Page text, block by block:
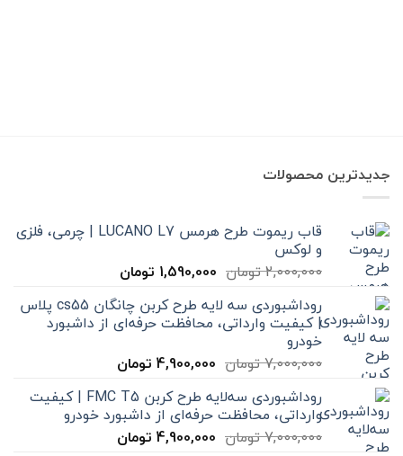
جدیدترین محصولات
قاب ریموت طرح هرمس LUCANO L7 | چرمی، فلزی
و لوکس
2,000,000تومان قیمت
2,000,000 تومان
بود.
1,590,000 تومانقیمت
1,590,000 تومان
است.
روداشبوردی سه‌ لایه طرح کربن چانگان cs55 پلاس
| کیفیت وارداتی، محافظت حرفه‌ای از داشبورد
خودرو
7,000,000تومان قیمت
7,000,000 تومان
بود.
4,900,000 تومانقیمت
4,900,000 تومان
است.
روداشبوردی سه‌لایه طرح کربن FMC T5 | کیفیت
وارداتی، محافظت حرفه‌ای از داشبورد خودرو
7,000,000تومان قیمت
4,900,000 تومانقیمت